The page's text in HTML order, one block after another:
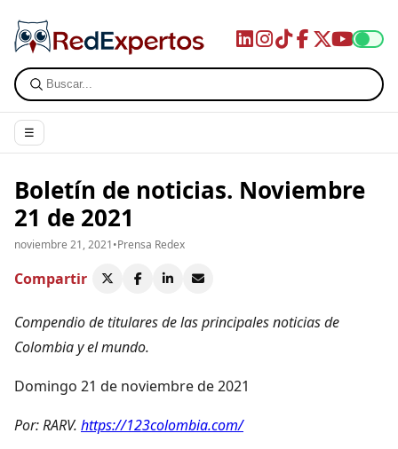
☰
Boletín de noticias. Noviembre
21 de 2021
noviembre 21, 2021•Prensa Redex
Compartir
Compendio de titulares de las principales noticias de
Colombia y el mundo.
Domingo 21 de noviembre de 2021
Por: RARV. https://123colombia.com/